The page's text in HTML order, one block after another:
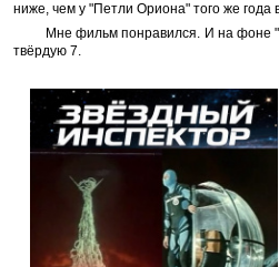
ниже, чем у "Петли Ориона" того же
Мне фильм понравился. И на фоне
твёрдую 7.